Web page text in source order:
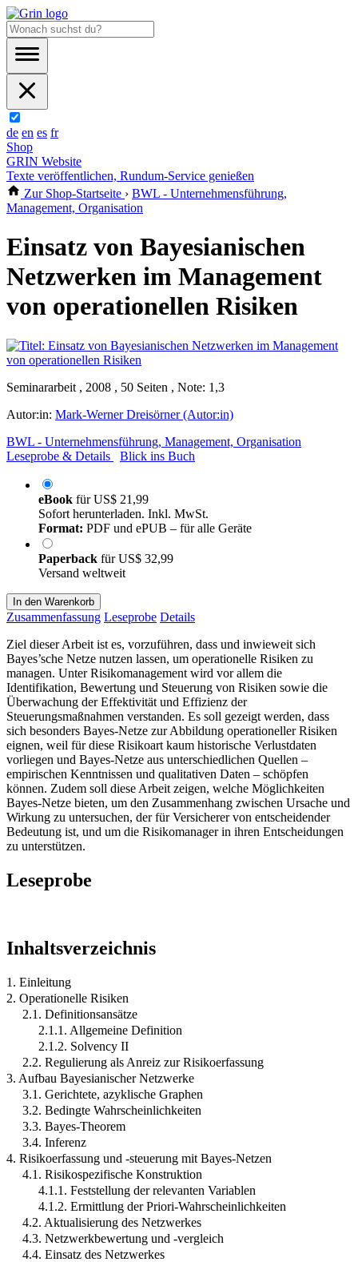
de en es fr
Shop
GRIN Website
Texte veröffentlichen, Rundum-Service genießen
Zur Shop-Startseite › BWL - Unternehmensführung,
Management, Organisation
Einsatz von Bayesianischen
Netzwerken im Management
von operationellen Risiken
Seminararbeit , 2008 , 50 Seiten , Note: 1,3
Autor:in: Mark-Werner Dreisörner (Autor:in)
BWL - Unternehmensführung, Management, Organisation
Leseprobe & Details
Blick ins Buch
eBook fürUS$ 21,99
Sofort herunterladen. Inkl. MwSt.
Format: PDF und ePUB – für alle Geräte
Paperback fürUS$ 32,99
Versand weltweit
In den Warenkorb
Zusammenfassung Leseprobe Details
Ziel dieser Arbeit ist es, vorzuführen, dass und inwieweit sich
Bayes’sche Netze nutzen lassen, um operationelle Risiken zu
managen. Unter Risikomanagement wird vor allem die
Identifikation, Bewertung und Steuerung von Risiken sowie die
Überwachung der Effektivität und Effizienz der
Steuerungsmaßnahmen verstanden. Es soll gezeigt werden, dass
sich besonders Bayes-Netze zur Abbildung operationeller Risiken
eignen, weil für diese Risikoart kaum historische Verlustdaten
vorliegen und Bayes-Netze aus unterschiedlichen Quellen –
empirischen Kenntnissen und qualitativen Daten – schöpfen
können. Zudem soll diese Arbeit zeigen, welche Möglichkeiten
Bayes-Netze bieten, um den Zusammenhang zwischen Ursache und
Wirkung zu untersuchen, der für Versicherer von entscheidender
Bedeutung ist, und um die Risikomanager in ihren Entscheidungen
zu unterstützen.
Leseprobe
Inhaltsverzeichnis
1. Einleitung
2. Operationelle Risiken
2.1. Definitionsansätze
2.1.1. Allgemeine Definition
2.1.2. Solvency II
2.2. Regulierung als Anreiz zur Risikoerfassung
3. Aufbau Bayesianischer Netzwerke
3.1. Gerichtete, azyklische Graphen
3.2. Bedingte Wahrscheinlichkeiten
3.3. Bayes-Theorem
3.4. Inferenz
4. Risikoerfassung und -steuerung mit Bayes-Netzen
4.1. Risikospezifische Konstruktion
4.1.1. Feststellung der relevanten Variablen
4.1.2. Ermittlung der Priori-Wahrscheinlichkeiten
4.2. Aktualisierung des Netzwerkes
4.3. Netzwerkbewertung und -vergleich
4.4. Einsatz des Netzwerkes